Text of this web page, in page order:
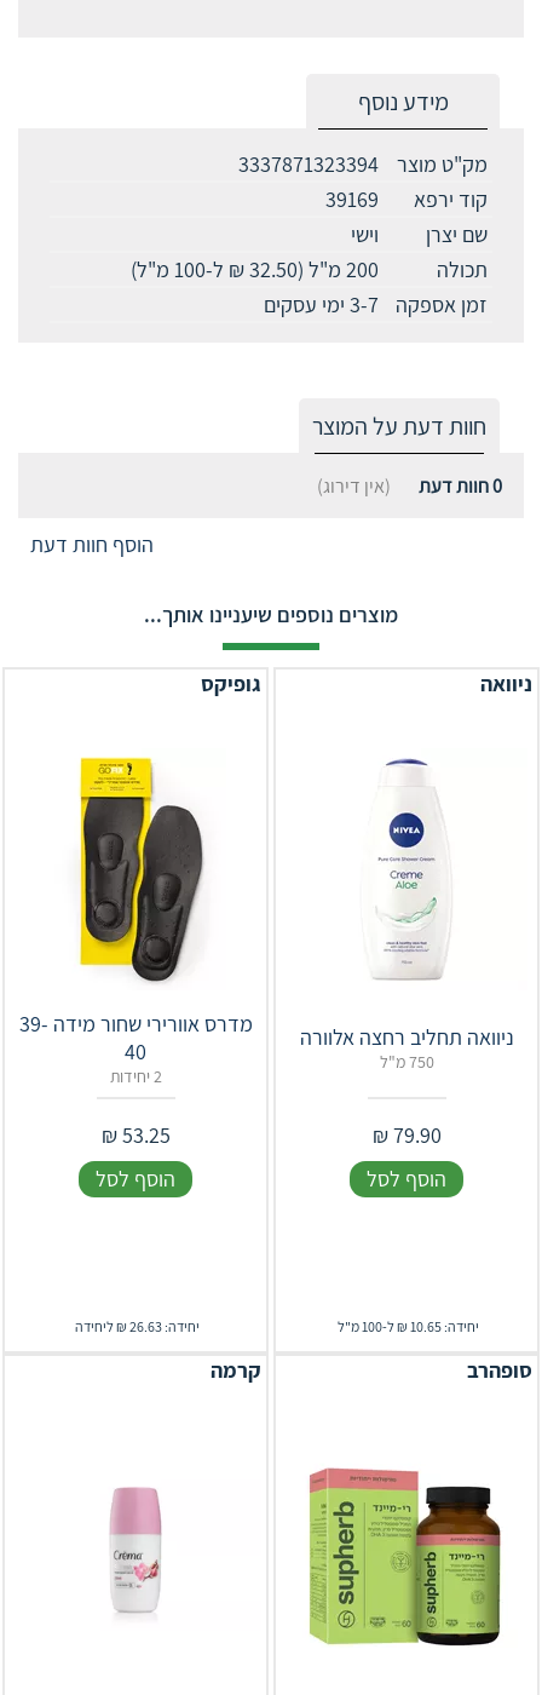
מידע נוסף
מק"ט מוצר
3337871323394
קוד ירפא
39169
שם יצרן
וישי
תכולה
200 מ"ל (32.50 ₪ ל-100 מ"ל)
זמן אספקה
3-7 ימי עסקים
חוות דעת על המוצר
0חוות דעת (אין דירוג)
הוסף חוות דעת
מוצרים נוספים שיעניינו אותך...
ניוואה
ניוואה תחליב רחצה אלוורה
750 מ"ל
79.90
₪
הוסף לסל
יחידה: 10.65 ₪ ל-100 מ"ל
גופיקס
מדרס אוורירי שחור מידה 39-
40
2 יחידות
53.25
₪
הוסף לסל
יחידה: 26.63 ₪ ליחידה
סופהרב קרמה